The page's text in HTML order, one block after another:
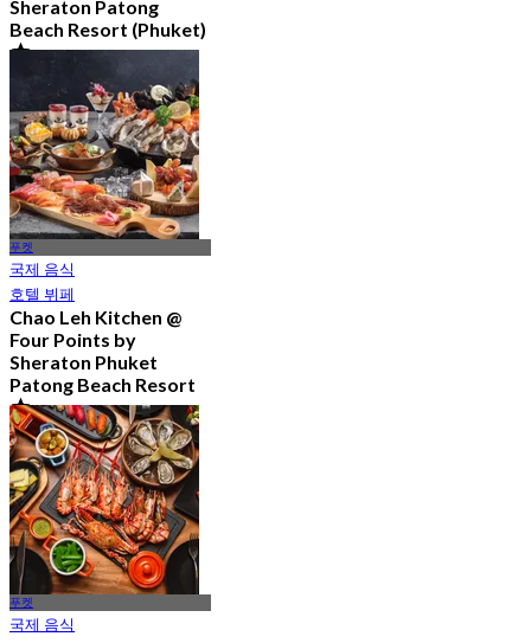
Sheraton Patong
Beach Resort (Phuket)
4.9
1.2K 예약됨
에서฿ 795
푸켓
국제 음식
호텔 뷔페
Chao Leh Kitchen @
Four Points by
Sheraton Phuket
Patong Beach Resort
5.0
80 예약됨
에서฿ 470
푸켓
국제 음식